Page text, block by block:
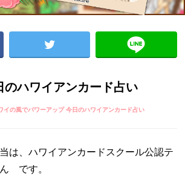
のハワイアンカード占い
イの風でパワーアップ 今日のハワイアンカード占い
は、ハワイアンカードスクール公認テ
です。